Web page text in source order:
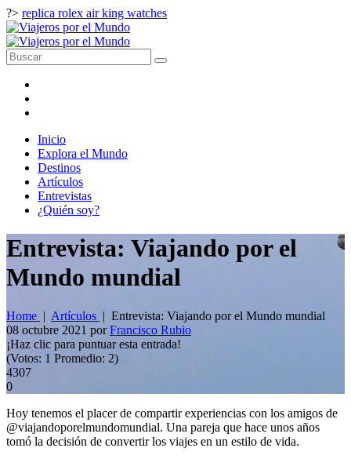
?> replica rolex air king watches
Inicio
Explora el Mundo
Destinos
Artículos
Entrevistas
¿Quién soy?
Entrevista: Viajando por el
Mundo mundial
Home | Artículos | Entrevista: Viajando por el Mundo mundial
08 octubre 2021 porFrancisco Rubio
¡Haz clic para puntuar esta entrada!
(Votos: 1 Promedio: 2)
4307
0
Hoy tenemos el placer de compartir experiencias con los amigos de
@viajandoporelmundomundial. Una pareja que hace unos años
tomó la decisión de convertir los viajes en un estilo de vida.